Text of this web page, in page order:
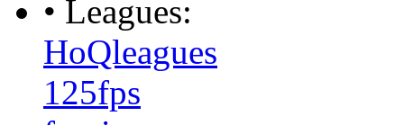
• Leagues:
HoQleagues
125fps